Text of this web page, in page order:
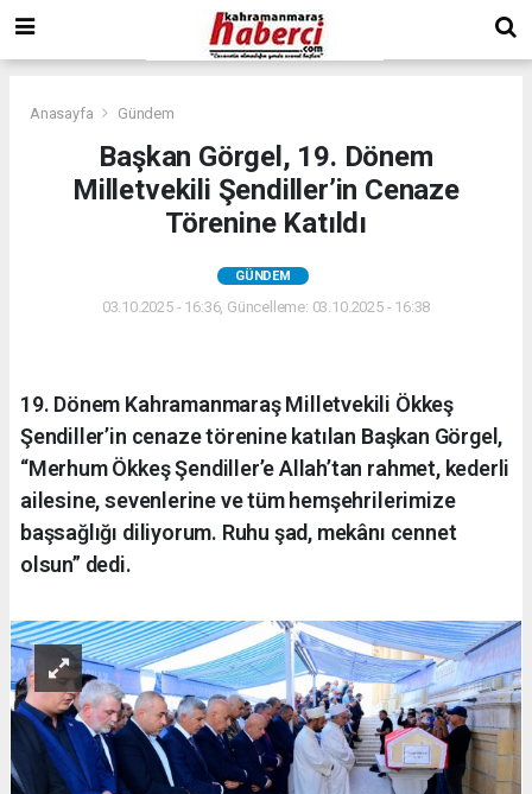
Anasayfa Gündem
Başkan Görgel, 19. Dönem
Milletvekili Şendiller’in Cenaze
Törenine Katıldı
GÜNDEM
03.10.2025 - 16:36, Güncelleme: 03.10.2025 - 16:38
19. Dönem Kahramanmaraş Milletvekili Ökkeş
Şendiller’in cenaze törenine katılan Başkan Görgel,
“Merhum Ökkeş Şendiller’e Allah’tan rahmet, kederli
ailesine, sevenlerine ve tüm hemşehrilerimize
başsağlığı diliyorum. Ruhu şad, mekânı cennet
olsun” dedi.